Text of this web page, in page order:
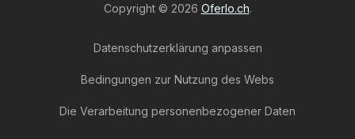
Copyright © 2026 Oferlo.ch.
Datenschutzerklärung anpassen
Bedingungen zur Nutzung des Webs
Die Verarbeitung personenbezogener Daten